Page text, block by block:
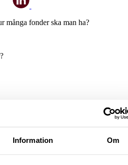
Information Om
många fonder ska man ha?